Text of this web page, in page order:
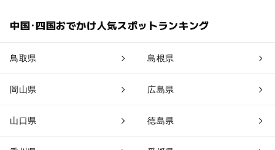
中国･四国おでかけ人気スポットランキング
鳥取県 島根県
岡山県 広島県
山口県 徳島県